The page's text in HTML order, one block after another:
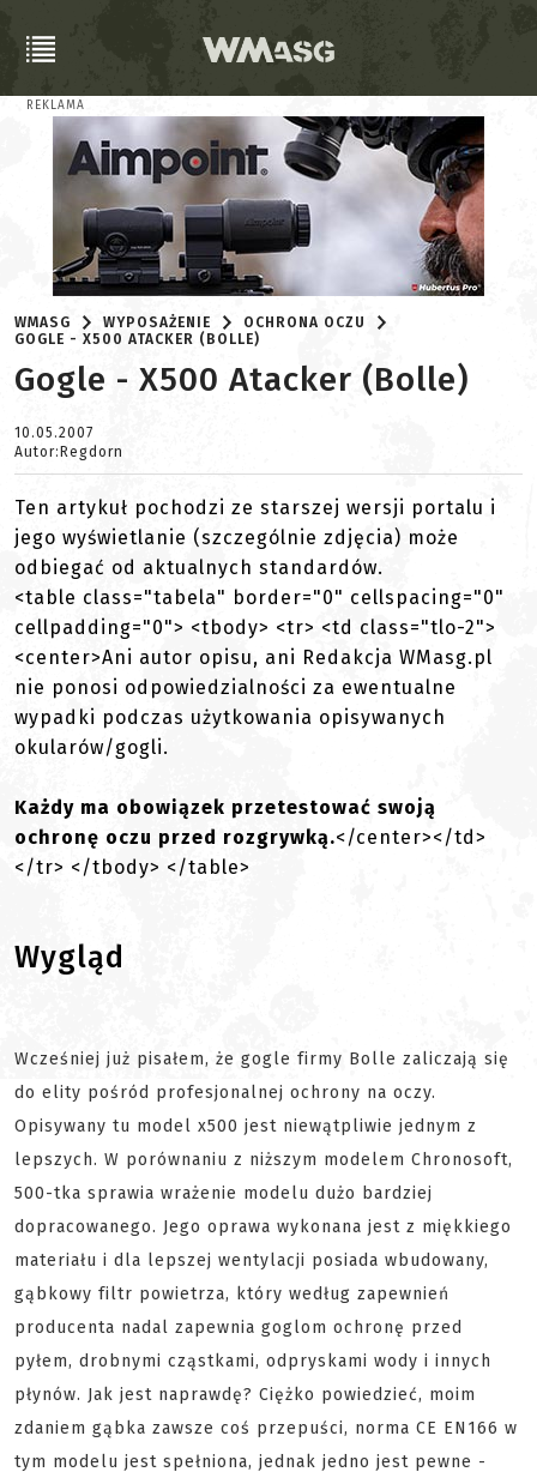
REKLAMA
WMASG WYPOSAŻENIE
OCHRONA OCZU
GOGLE - X500 ATACKER (BOLLE)
Gogle - X500 Atacker (Bolle)
10.05.2007
Autor:Regdorn
Ten artykuł pochodzi ze starszej wersji portalu i
jego wyświetlanie (szczególnie zdjęcia) może
odbiegać od aktualnych standardów.
<table class="tabela" border="0" cellspacing="0"
cellpadding="0"> <tbody> <tr> <td class="tlo-2">
<center>Ani autor opisu, ani Redakcja WMasg.pl
nie ponosi odpowiedzialności za ewentualne
wypadki podczas użytkowania opisywanych
okularów/gogli.
Każdy ma obowiązek przetestować swoją
ochronę oczu przed rozgrywką.</center></td>
</tr> </tbody> </table>
Wygląd
Wcześniej już pisałem, że gogle firmy Bolle zaliczają się
do elity pośród profesjonalnej ochrony na oczy.
Opisywany tu model x500 jest niewątpliwie jednym z
lepszych. W porównaniu z niższym modelem Chronosoft,
500-tka sprawia wrażenie modelu dużo bardziej
dopracowanego. Jego oprawa wykonana jest z miękkiego
materiału i dla lepszej wentylacji posiada wbudowany,
gąbkowy filtr powietrza, który według zapewnień
producenta nadal zapewnia goglom ochronę przed
pyłem, drobnymi cząstkami, odpryskami wody i innych
płynów. Jak jest naprawdę? Ciężko powiedzieć, moim
zdaniem gąbka zawsze coś przepuści, norma CE EN166 w
tym modelu jest spełniona, jednak jedno jest pewne -